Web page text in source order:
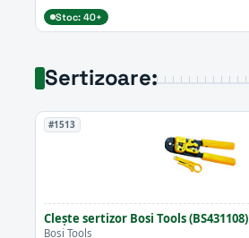
Stoc: 40+
Sertizoare:
#1513
Clește sertizor Bosi Tools (BS431108)
Bosi Tools